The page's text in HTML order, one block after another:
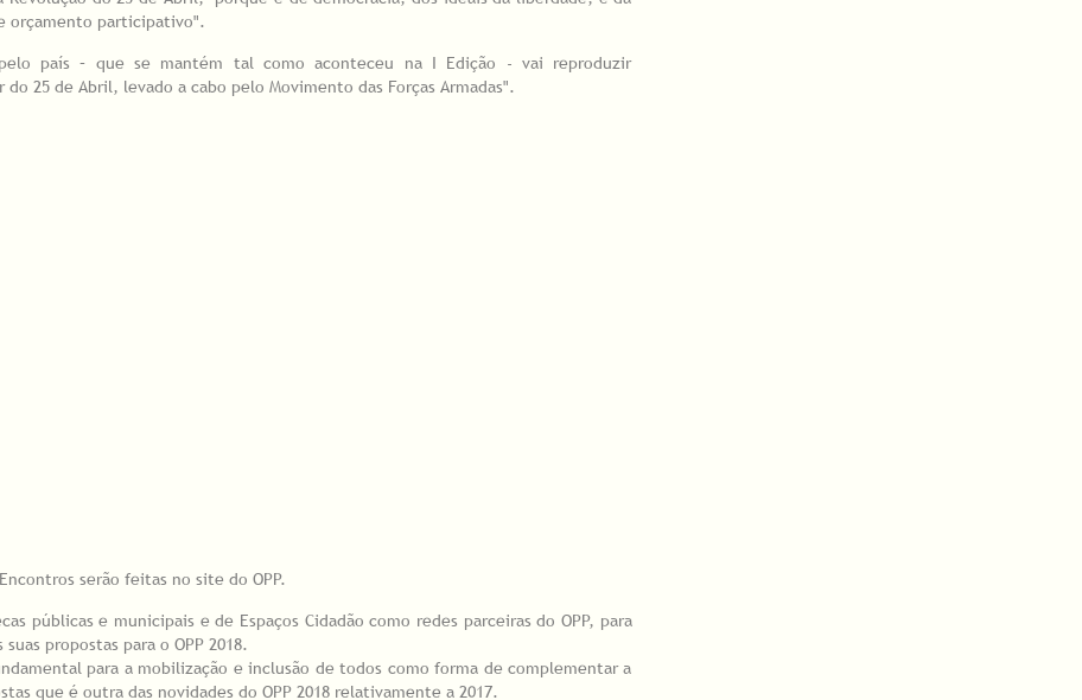
orçamento participativo".
país – que se mantém tal como aconteceu na I Edição - vai reproduzir
25 de Abril, levado a cabo pelo Movimento das Forças Armadas".
serão feitas no site do OPP.
públicas e municipais e de Espaços Cidadão como redes parceiras do OPP, para
propostas para o OPP 2018.
para a mobilização e inclusão de todos como forma de complementar a
que é outra das novidades do OPP 2018 relativamente a 2017.